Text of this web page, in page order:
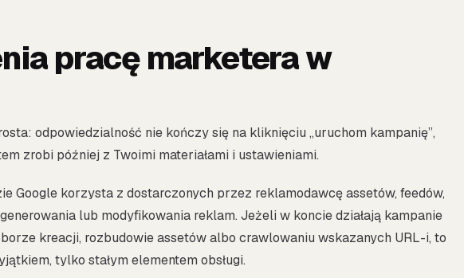
pracę marketera w
odpowiedzialność nie kończy się na kliknięciu „uruchom kampanię”,
zrobi później z Twoimi materiałami i ustawieniami.
Google korzysta z dostarczonych przez reklamodawcę assetów, feedów,
generowania lub modyfikowania reklam. Jeżeli w koncie działają kampanie
kreacji, rozbudowie assetów albo crawlowaniu wskazanych URL-i, to
tylko stałym elementem obsługi.